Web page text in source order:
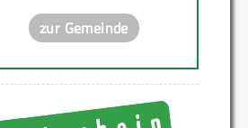
zur Gemeinde